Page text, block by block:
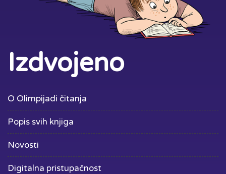
Izdvojeno
O Olimpijadi čitanja
Popis svih knjiga
Novosti
Digitalna pristupačnost